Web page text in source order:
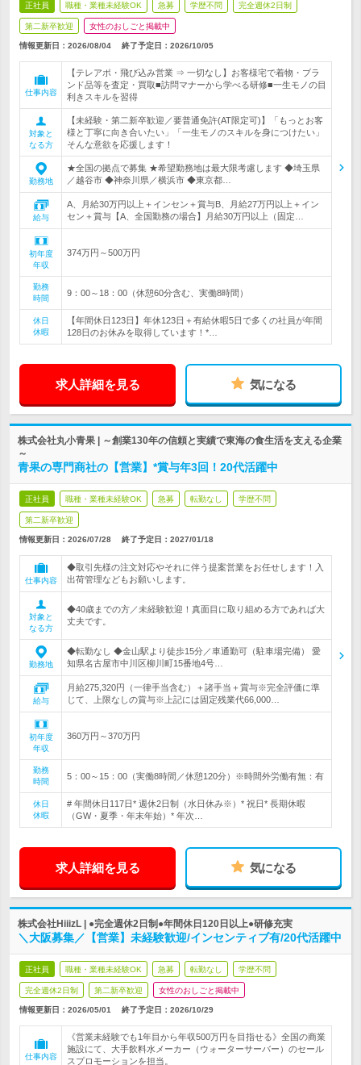
正社員 職種・業種未経験OK 急募 学歴不問 完全週休2日制
第二新卒歓迎 女性のおしごと掲載中
情報更新日：2026/08/04 終了予定日： 2026/10/05
仕事内容
【テレアポ・飛び込み営業 ⇒ 一切なし】お客様宅で着物・ブラ
ンド品等を査定・買取■訪問マナーから学べる研修■一生モノの目
利きスキルを習得
対象と
なる方
【未経験・第二新卒歓迎／要普通免許(AT限定可)】「もっとお客
様と丁寧に向き合いたい」「一生モノのスキルを身につけたい」
そんな意欲を応援します！
勤務地
★全国の拠点で募集 ★希望勤務地は最大限考慮します ◆埼玉県
／越谷市 ◆神奈川県／横浜市 ◆東京都…
給与
A、月給30万円以上＋インセン＋賞与B、月給27万円以上＋イン
セン＋賞与【A、全国勤務の場合】月給30万円以上（固定…
初年度
年収
374万円～500万円
勤務
時間
9：00～18：00（休憩60分含む、実働8時間）
休日
休暇
【年間休日123日】年休123日＋有給休暇5日で多くの社員が年間
128日のお休みを取得しています！*…
求人詳細を見る 気になる
株式会社丸小青果 | ～創業130年の信頼と実績で東海の食生活を支える企業
～
青果の専門商社の【営業】*賞与年3回！20代活躍中
正社員 職種・業種未経験OK 急募 転勤なし 学歴不問
第二新卒歓迎
情報更新日：2026/07/28 終了予定日： 2027/01/18
仕事内容
◆取引先様の注文対応やそれに伴う提案営業をお任せします！入
出荷管理などもお願いします。
対象と
なる方
◆40歳までの方／未経験歓迎！真面目に取り組める方であれば大
丈夫です。
勤務地
◆転勤なし ◆金山駅より徒歩15分／車通勤可（駐車場完備） 愛
知県名古屋市中川区柳川町15番地4号…
給与
月給275,320円（一律手当含む）＋諸手当＋賞与※完全評価に準
じて、上限なしの賞与※上記には固定残業代66,000…
初年度
年収
360万円～370万円
勤務
時間
5：00～15：00（実働8時間／休憩120分）※時間外労働有無：有
休日
休暇
# 年間休日117日* 週休2日制（水日休み※）* 祝日* 長期休暇
（GW・夏季・年末年始）* 年次…
求人詳細を見る 気になる
株式会社HiiizL | ●完全週休2日制●年間休日120日以上●研修充実
＼大阪募集／【営業】未経験歓迎/インセンティブ有/20代活躍中
正社員 職種・業種未経験OK 急募 転勤なし 学歴不問
完全週休2日制 第二新卒歓迎 女性のおしごと掲載中
情報更新日：2026/05/01 終了予定日： 2026/10/29
仕事内容
《営業未経験でも1年目から年収500万円を目指せる》全国の商業
施設にて、大手飲料水メーカー（ウォーターサーバー）のセール
スプロモーションを担当。